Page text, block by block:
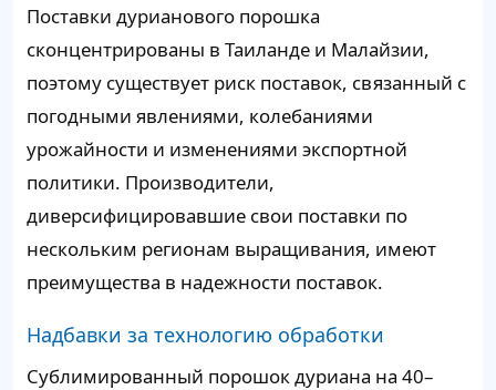
Поставки дурианового порошка
сконцентрированы в Таиланде и Малайзии,
поэтому существует риск поставок, связанный с
погодными явлениями, колебаниями
урожайности и изменениями экспортной
политики. Производители,
диверсифицировавшие свои поставки по
нескольким регионам выращивания, имеют
преимущества в надежности поставок.
Надбавки за технологию обработки
Сублимированный порошок дуриана на 40–